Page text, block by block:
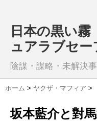
日本の黒い
ュアラブセー
陰謀・謀略・未解決
ホーム > ヤクザ・マフィア >
坂本藍介と對